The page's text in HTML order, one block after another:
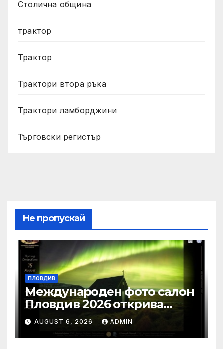
Столична община
трактор
Трактор
Трактори втора ръка
Трактори ламборджини
Търговски регистър
Не пропускай
ПЛОВДИВ
Международен фото салон
Пловдив 2026 открива
изложба с най-добрите
фотографии от
тазгодишното издание
AUGUST 6, 2026 ADMIN